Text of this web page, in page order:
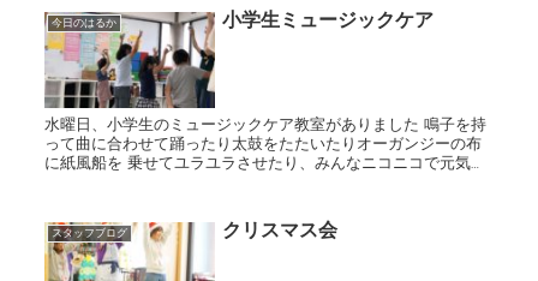
今日のはるか 小学生ミュージックケア
水曜日、小学生のミュージックケア教室がありました 鳴子を持
って曲に合わせて踊ったり太鼓をたたいたりオーガンジーの布
に紙風船を 乗せてユラユラさせたり、みんなニコニコで元気に
スタッフブログ クリスマス会